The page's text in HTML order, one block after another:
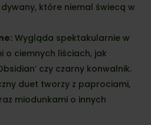
które niemal świecą w
Wygląda spektakularnie w
o ciemnych liściach, jak
czy czarny konwalnik.
duet tworzy z paprociami,
miodunkami o innych